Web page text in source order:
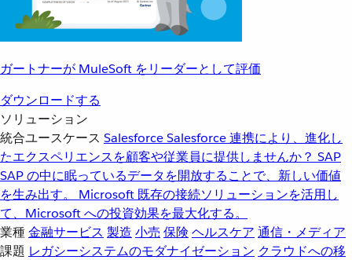
ガートナーが MuleSoft をリーダーとして評価
ダウンロードする
ソリューション
統合ユースケース SalesforceSalesforce 連携により、進化し
たエクスペリエンスを顧客や従業員に提供しませんか？ SAP
SAP の中に眠っているデータを開放することで、新しい価値
を生み出す。
Microsoft 既存の接続ソリューションを活用し
て、Microsoft への投資効果を最大化する。
業種金融サービス 製造 小売 保険 ヘルスケア 通信・メディア
課題 レガシーシステムのモダナイゼーション クラウドへの移